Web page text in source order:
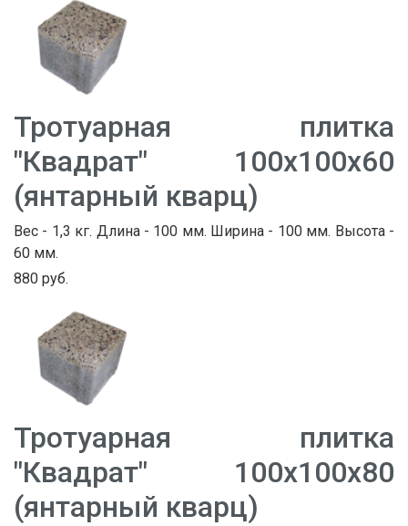
Тротуарная плитка
"Квадрат" 100х100х60
(янтарный кварц)
Вес - 1,3 кг. Длина - 100 мм. Ширина - 100 мм. Высота -
60 мм.
880 руб.
Тротуарная плитка
"Квадрат" 100х100х80
(янтарный кварц)